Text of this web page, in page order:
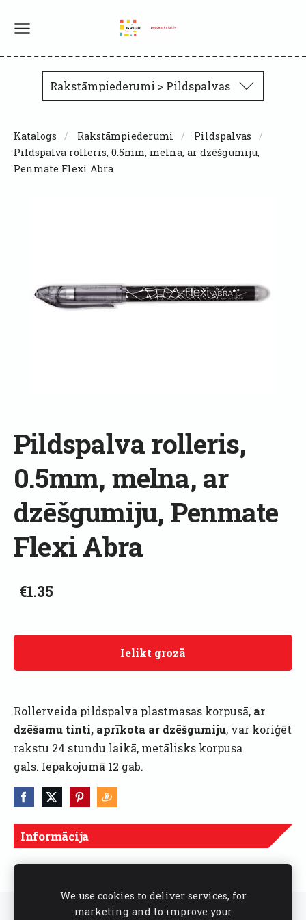
Rakstāmpiederumi > Pildspalvas
Informācija
Cenas norādītas ar PVN
Katalogs Rakstāmpiederumi
Pildspalvas
Pildspalva rolleris, 0.5mm, melna, ar dzēšgumiju,
Penmate Flexi Abra
Pildspalva rolleris,
0.5mm, melna, ar
dzēšgumiju, Penmate
Flexi Abra
€1.35
Ielikt grozā
Rollerveida pildspalva plastmasas korpusā, ar
dzēšamu tinti, aprīkota ar dzēšgumiju, var koriģēt
rakstu 24 stundu laikā, metālisks korpusa
gals. Iepakojumā 12 gab.
We use cookies to deliver services, for
marketing and to improve your